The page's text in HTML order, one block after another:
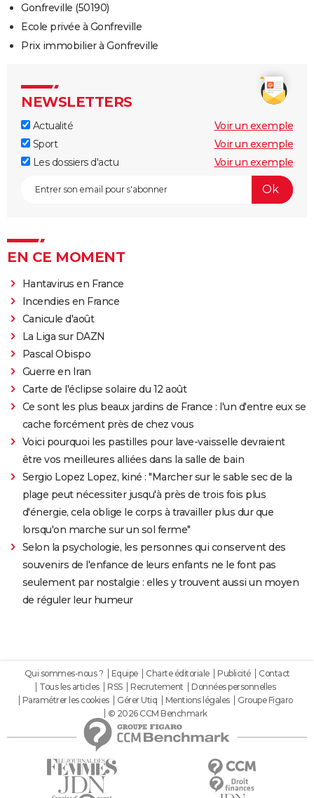
Gonfreville (50190)
Ecole privée à Gonfreville
Prix immobilier à Gonfreville
NEWSLETTERS
Actualité
Voir un exemple
Sport
Voir un exemple
Les dossiers d'actu
Voir un exemple
EN CE MOMENT
Hantavirus en France
Incendies en France
Canicule d'août
La Liga sur DAZN
Pascal Obispo
Guerre en Iran
Carte de l'éclipse solaire du 12 août
Ce sont les plus beaux jardins de France : l'un d'entre eux se
cache forcément près de chez vous
Voici pourquoi les pastilles pour lave-vaisselle devraient
être vos meilleures alliées dans la salle de bain
Sergio Lopez Lopez, kiné : "Marcher sur le sable sec de la
plage peut nécessiter jusqu'à près de trois fois plus
d'énergie, cela oblige le corps à travailler plus dur que
lorsqu'on marche sur un sol ferme"
Selon la psychologie, les personnes qui conservent des
souvenirs de l'enfance de leurs enfants ne le font pas
seulement par nostalgie : elles y trouvent aussi un moyen
de réguler leur humeur
Qui sommes-nous ? Equipe Charte éditoriale Publicité
Contact
Tous les articles
RSS Recrutement
Données personnelles
Paramétrer les cookies
Gérer Utiq Mentions légales
Groupe Figaro
© 2026 CCM Benchmark